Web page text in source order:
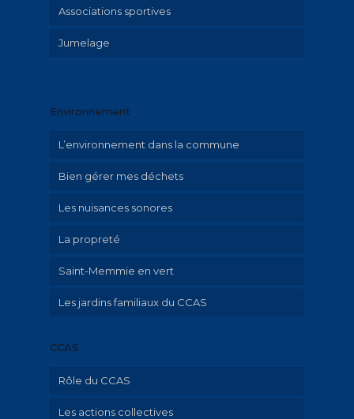
Associations sportives
Jumelage
Environnement
L’environnement dans la commune
Bien gérer mes déchets
Les nuisances sonores
La propreté
Saint-Memmie en vert
Les jardins familiaux du CCAS
CCAS
Rôle du CCAS
Qu’est-ce que le CCAS?
Les actions collectives